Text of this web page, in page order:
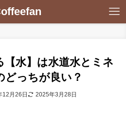
【水】は水道水とミネ
どっちが良い？
12月26日 2025年3月28日